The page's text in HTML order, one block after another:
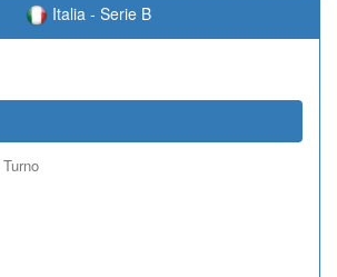
Italia - Serie B